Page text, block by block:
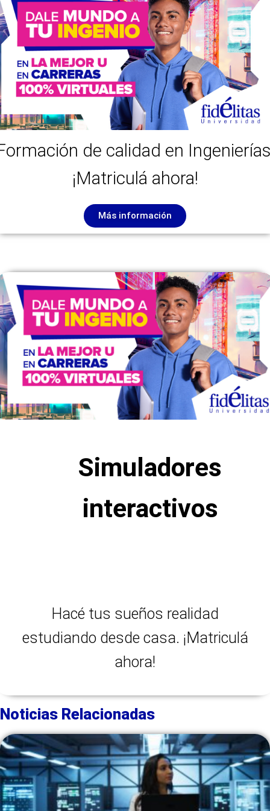
de calidad en
¡Matriculá ahora!
Más información
Simuladores
interactivos
Hacé tus sueños realidad
estudiando desde casa. ¡Matriculá
ahora!
Noticias Relacionadas